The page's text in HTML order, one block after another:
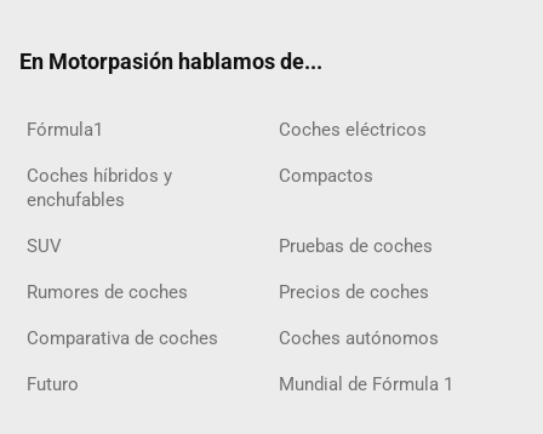
En Motorpasión hablamos de...
Fórmula1 Coches eléctricos
Coches híbridos y
enchufables
Compactos
SUV Pruebas de coches
Rumores de coches Precios de coches
Comparativa de coches Coches autónomos
Futuro Mundial de Fórmula 1